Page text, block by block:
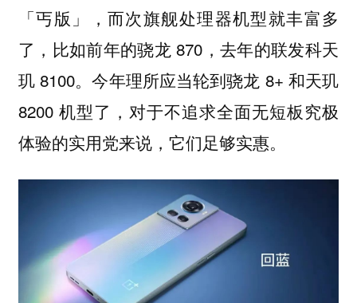
「丐版」，而次旗舰处理器机型就丰富多
了，比如前年的骁龙 870，去年的联发科天
玑 8100。今年理所应当轮到骁龙 8+ 和天玑
8200 机型了，对于不追求全面无短板究极
体验的实用党来说，它们足够实惠。